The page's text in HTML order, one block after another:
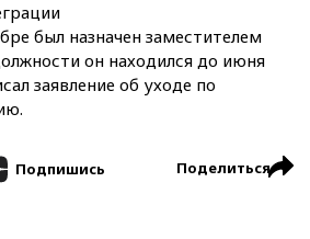
был назначен заместителем
он находился до июня
заявление об уходе по
Подпишись Поделиться